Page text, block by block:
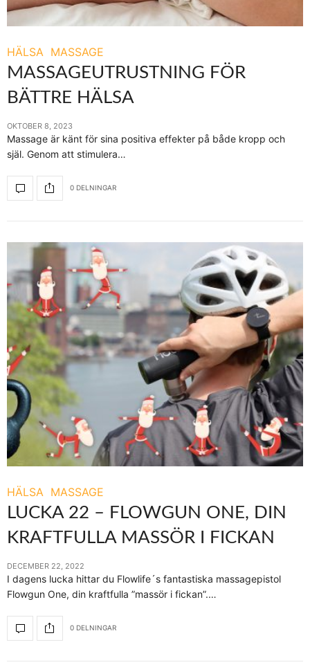
HÄLSA MASSAGE
MASSAGEUTRUSTNING FÖR
BÄTTRE HÄLSA
OKTOBER 8, 2023
Massage är känt för sina positiva effekter på både kropp och
själ. Genom att stimulera…
0 DELNINGAR
HÄLSA MASSAGE
LUCKA 22 – FLOWGUN ONE, DIN
KRAFTFULLA MASSÖR I FICKAN
DECEMBER 22, 2022
I dagens lucka hittar du Flowlife´s fantastiska massagepistol
Flowgun One, din kraftfulla ”massör i fickan”.…
0 DELNINGAR